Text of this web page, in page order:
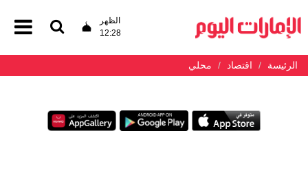
الظهر
12:28
الرئيسة اقتصاد محلي